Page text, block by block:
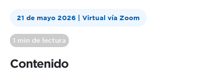
21 de mayo 2026 | Virtual vía Zoom
1 min de lectura
Contenido